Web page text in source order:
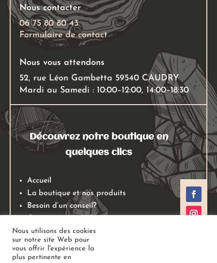
Nous contacter
06 75 80 80 43
Formulaire de contact
Nous vous attendons
52, rue Léon Gambetta 59540 CAUDRY
Mardi au Samedi : 10:00–12:00, 14:00–18:30
Découvrez notre boutique en
quelques clics
Accueil
La boutique et nos produits
Besoin d’un conseil?
Mentions légales
Conditions générales de ventes
Politiques de retours
Nous utilisons des cookies
sur notre site Web pour
vous offrir l'expérience la
plus pertinente en